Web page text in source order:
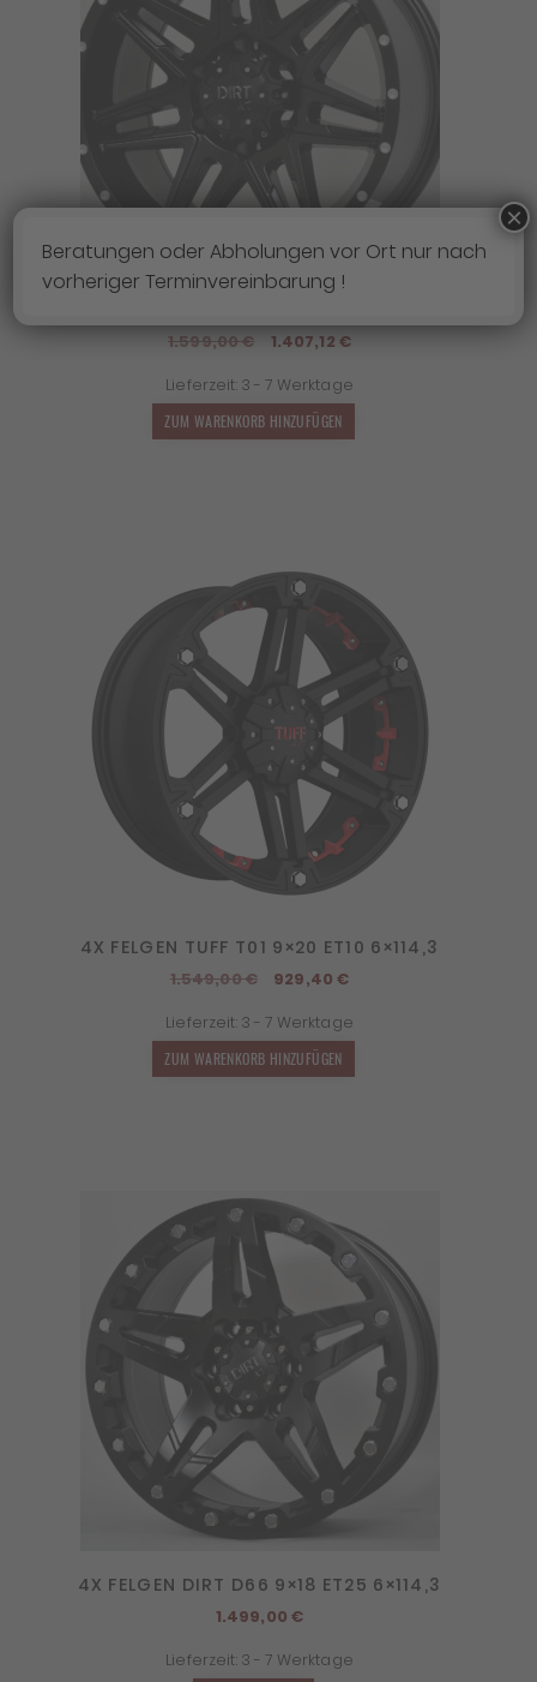
1.599,00€
Ursprünglicher
war:
1.599,00 €
1.407,12 €Aktueller
ist:
Lieferzeit: 3 - 7 Werktage
ZUM WARENKORB HINZUFÜGEN
4X FELGEN TUFF T01 9×20 ET10 6×114,3
1.549,00€
Ursprünglicher
war:
1.549,00 €
929,40€Aktueller
ist:
Lieferzeit: 3 - 7 Werktage
ZUM WARENKORB HINZUFÜGEN
4X FELGEN DIRT D66 9×18 ET25 6×114,3
1.499,00€
Lieferzeit: 3 - 7 Werktage
Beratungen oder Abholungen vor Ort nur nach
vorheriger Terminvereinbarung !
×